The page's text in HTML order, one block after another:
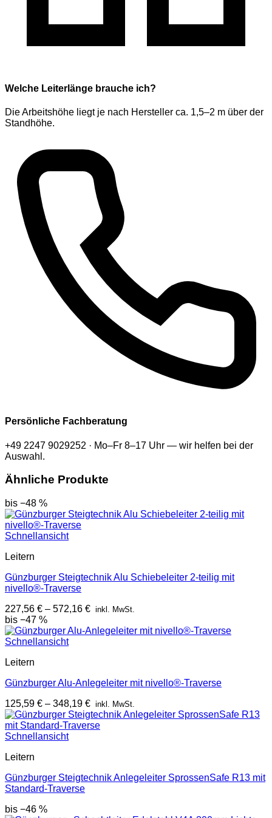
Welche Leiterlänge brauche ich?
Die Arbeitshöhe liegt je nach Hersteller ca. 1,5–2 m über der
Standhöhe.
Persönliche Fachberatung
+49 2247 9029252 · Mo–Fr 8–17 Uhr — wir helfen bei der
Auswahl.
Ähnliche Produkte
bis −48 %
Schnellansicht
Leitern
Günzburger Steigtechnik Alu Schiebeleiter 2-teilig mit
nivello®-Traverse
227,56 € – 572,16 € inkl. MwSt.
bis −47 %
Schnellansicht
Leitern
Günzburger Alu-Anlegeleiter mit nivello®-Traverse
125,59 € – 348,19 € inkl. MwSt.
Schnellansicht
Leitern
Günzburger Steigtechnik Anlegeleiter SprossenSafe R13 mit
Standard-Traverse
bis −46 %